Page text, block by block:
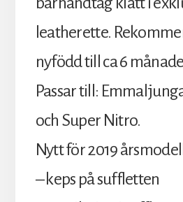
leatherette.
nyfödd till ca 6
Passar till:
och Super Nitro.
Nytt för 2019
– keps på suffletten